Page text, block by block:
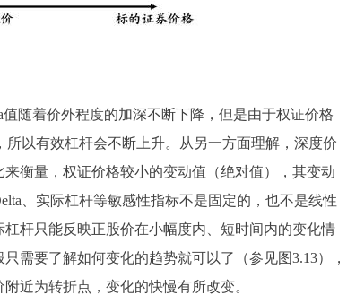
随着价外程度的加深不断下降，但是由于权证价格
以有效杠杆会不断上升。从另一方面理解，深度价
衡量，权证价格较小的变动值（绝对值），其变动
、实际杠杆等敏感性指标不是固定的，也不是线性
杆只能反映正股价在小幅度内、短时间内的变化情
需要了解如何变化的趋势就可以了（参见图3.13），
近为转折点，变化的快慢有所改变。